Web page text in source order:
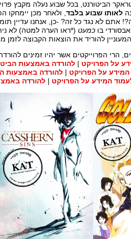
הביטורנט, בכל שבוע נעלה מקבץ
לאותו שבוע בלבד, ולאחר מכן יימחקו
אתם לא נגד כל זה? -כן, אנחנו עדיין
בו כמעט (*ראו הערה למטה) לא
להוריד את הוצאות הקבוצה לזמן
הרי הפרוייקטים אשר יהיו זמינים להורדה
על הפרויקט
להורדה באמצעות
על הפרויקט
להורדה באמצעות
המידע על הפרויקט להורדה